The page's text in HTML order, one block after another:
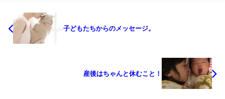
子どもたちからのメッセージ。
産後はちゃんと休むこと！